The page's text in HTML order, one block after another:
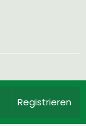
Registrieren